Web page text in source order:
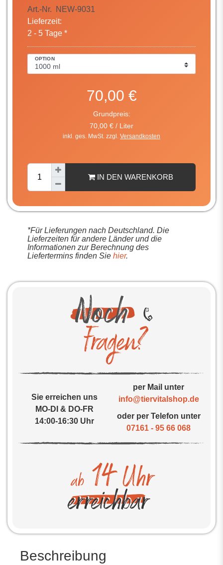
Art.-Nr.
NEW-9031
Lieferzeit:
2 - 5 Tage *
OPTION
70,00 €
Grundpreis:
70,00 € / Liter
inkl. ges. MwSt. zzgl. Versandkosten
IN DEN WARENKORB
*Für Lieferungen nach Deutschland. Die
Lieferzeiten für andere Länder und die
Informationen zur Berechnung des
Liefertermins finden Sie hier.
Sie erreichen uns
MO-DI & DO-FR
14:00-16:30 Uhr
per Mail unter
info@tiervitalshop.de
oder per Telefon unter
07161 - 95 66 068
Beschreibung